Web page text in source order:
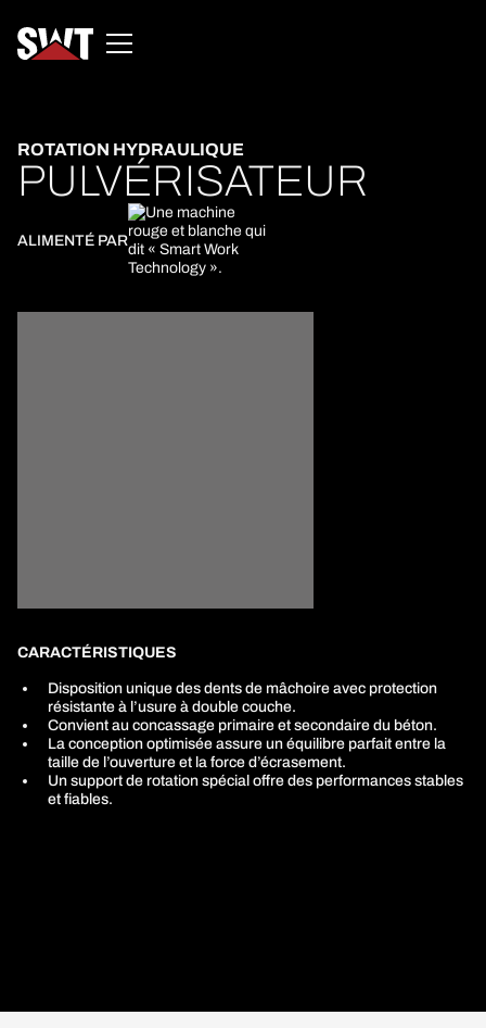
ROTATION HYDRAULIQUE
PULVÉRISATEUR
ALIMENTÉ PAR
CARACTÉRISTIQUES
Disposition unique des dents de mâchoire avec protection
résistante à l’usure à double couche.
Convient au concassage primaire et secondaire du béton.
La conception optimisée assure un équilibre parfait entre la
taille de l’ouverture et la force d’écrasement.
Un support de rotation spécial offre des performances stables
et fiables.